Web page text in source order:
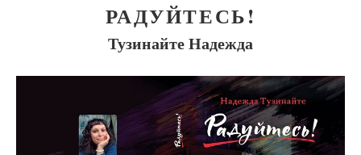
РАДУЙТЕСЬ!
Тузинайте Надежда